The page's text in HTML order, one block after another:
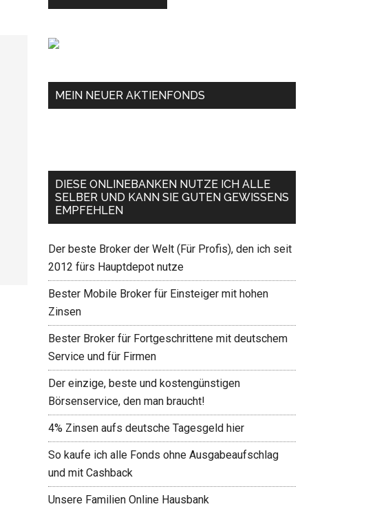
MEIN NEUER AKTIENFONDS
DIESE ONLINEBANKEN NUTZE ICH ALLE
SELBER UND KANN SIE GUTEN GEWISSENS
EMPFEHLEN
Der beste Broker der Welt (Für Profis), den ich seit
2012 fürs Hauptdepot nutze
Bester Mobile Broker für Einsteiger mit hohen
Zinsen
Bester Broker für Fortgeschrittene mit deutschem
Service und für Firmen
Der einzige, beste und kostengünstigen
Börsenservice, den man braucht!
4% Zinsen aufs deutsche Tagesgeld hier
So kaufe ich alle Fonds ohne Ausgabeaufschlag
und mit Cashback
Unsere Familien Online Hausbank